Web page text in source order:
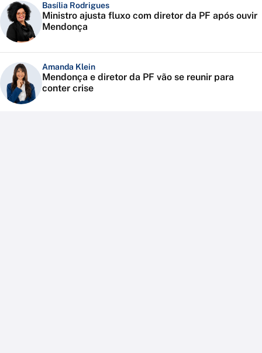
Basília Rodrigues
Ministro ajusta fluxo com diretor da PF após ouvir
Mendonça
Amanda Klein
Mendonça e diretor da PF vão se reunir para
conter crise